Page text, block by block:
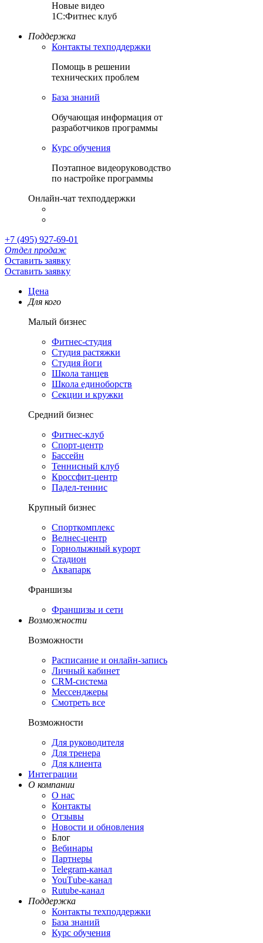
Новые видео
1С:Фитнес клуб
Поддержка
Контакты техподдержки
Помощь в решении
технических проблем
База знаний
Обучающая информация от
разработчиков программы
Курс обучения
Поэтапное видеоруководство
по настройке программы
Онлайн-чат техподдержки
+7 (495) 927-69-01
Отдел продаж
Оставить заявку
Оставить заявку
Цена
Для кого
Малый бизнес
Фитнес-студия
Студия растяжки
Студия йоги
Школа танцев
Школа единоборств
Секции и кружки
Средний бизнес
Фитнес-клуб
Спорт-центр
Бассейн
Теннисный клуб
Кроссфит-центр
Падел-теннис
Крупный бизнес
Спорткомплекс
Велнес-центр
Горнолыжный курорт
Стадион
Аквапарк
Франшизы
Франшизы и сети
Возможности
Возможности
Расписание и онлайн-запись
Личный кабинет
CRM-система
Мессенджеры
Смотреть все
Возможности
Для руководителя
Для тренера
Для клиента
Интеграции
О компании
О нас
Контакты
Отзывы
Новости и обновления
Блог
Вебинары
Партнеры
Теlegram-канал
YouТube-канал
Rutube-канал
Поддержка
Контакты техподдержки
База знаний
Курс обучения